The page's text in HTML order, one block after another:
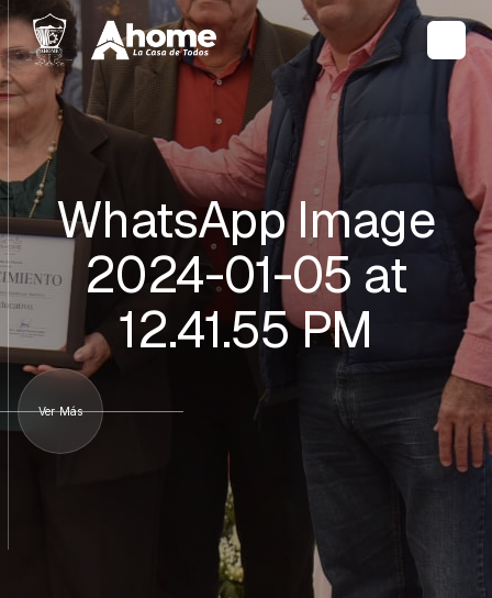
WhatsApp Image
2024-01-05 at
12.41.55 PM
Ver Más